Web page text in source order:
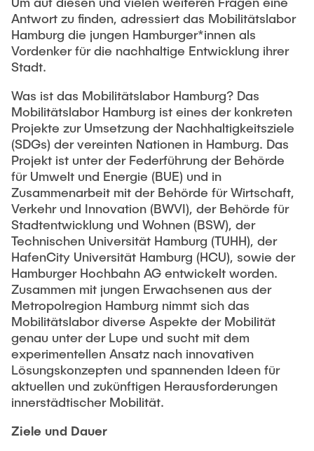
Antwort zu finden, adressiert das Mobilitätslabor
Hamburg die jungen Hamburger*innen als
Vordenker für die nachhaltige Entwicklung ihrer
Stadt.
Was ist das Mobilitätslabor Hamburg? Das
Mobilitätslabor Hamburg ist eines der konkreten
Projekte zur Umsetzung der Nachhaltigkeitsziele
(SDGs) der vereinten Nationen in Hamburg. Das
Projekt ist unter der Federführung der Behörde
für Umwelt und Energie (BUE) und in
Zusammenarbeit mit der Behörde für Wirtschaft,
Verkehr und Innovation (BWVI), der Behörde für
Stadtentwicklung und Wohnen (BSW), der
Technischen Universität Hamburg (TUHH), der
HafenCity Universität Hamburg (HCU), sowie der
Hamburger Hochbahn AG entwickelt worden.
Zusammen mit jungen Erwachsenen aus der
Metropolregion Hamburg nimmt sich das
Mobilitätslabor diverse Aspekte der Mobilität
genau unter der Lupe und sucht mit dem
experimentellen Ansatz nach innovativen
Lösungskonzepten und spannenden Ideen für
aktuellen und zukünftigen Herausforderungen
innerstädtischer Mobilität.
Ziele und Dauer